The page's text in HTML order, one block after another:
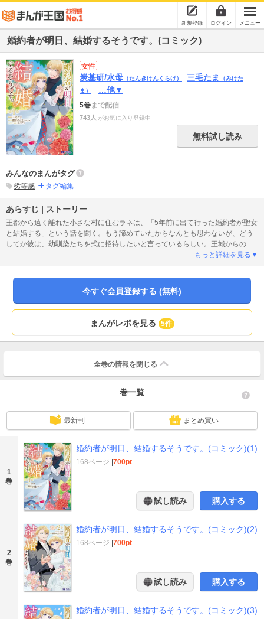
新規登録 ログイン メニュー
婚約者が明日、結婚するそうです。(コミック)
女性
炭基研/水母 （たんきけんくらげ） 三毛たま
（みけた
ま）
…他▼
5巻まで配信
743人 がお気に入り登録中
無料試し読み
みんなのまんがタグ
劣等感 タグ編集
あらすじ | ストーリー
王都から遠く離れた小さな村に住むラネは、「5年前に出て行った婚約者が聖女
と結婚する」という話を聞く。もう諦めていたからなんとも思わないが、どう
してか彼は、幼馴染たちを式に招待したいと言っているらしい。王城からの招
きを断るわけにはいかず、婚約者と聖女の結婚式に参列することになったラ
ていく――。不幸の中にいたラネが、真実の愛を手に入れる、ハッピーエンド
もっと詳細を見る▼
今すぐ会員登録する (無料)
まんがレポを見る 5件
全巻の情報を 閉じる
巻一覧
最新刊 まとめ買い
1
巻
婚約者が明日、結婚するそうです。(コミック)(1)
168ページ 700pt
試し読み 購入する
2
巻
婚約者が明日、結婚するそうです。(コミック)(2)
168ページ 700pt
試し読み 購入する
婚約者が明日、結婚するそうです。(コミック)(3)